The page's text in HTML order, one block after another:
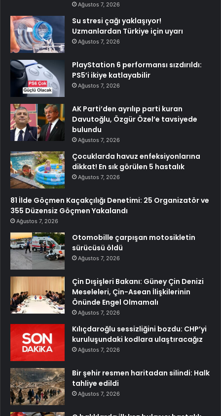
Ağustos 7, 2026
Su stresi çağı yaklaşıyor!
Uzmanlardan Türkiye için uyarı
Ağustos 7, 2026
PlayStation 6 performansı sızdırıldı:
PS5’i ikiye katlayabilir
Ağustos 7, 2026
AK Parti’den ayrılıp parti kuran
Davutoğlu, Özgür Özel’e tavsiyede
bulundu
Ağustos 7, 2026
Çocuklarda havuz enfeksiyonlarına
dikkat! En sık görülen 5 hastalık
Ağustos 7, 2026
81 İlde Göçmen Kaçakçılığı Denetimi: 25 Organizatör ve
355 Düzensiz Göçmen Yakalandı
Ağustos 7, 2026
Otomobille çarpışan motosikletin
sürücüsü öldü
Ağustos 7, 2026
Çin Dışişleri Bakanı: Güney Çin Denizi
Meseleleri, Çin-Asean İlişkilerinin
Önünde Engel Olmamalı
Ağustos 7, 2026
Kılıçdaroğlu sessizliğini bozdu: CHP’yi
kuruluşundaki kodlara ulaştıracağız
Ağustos 7, 2026
Bir şehir resmen haritadan silindi: Halk
tahliye edildi
Ağustos 7, 2026